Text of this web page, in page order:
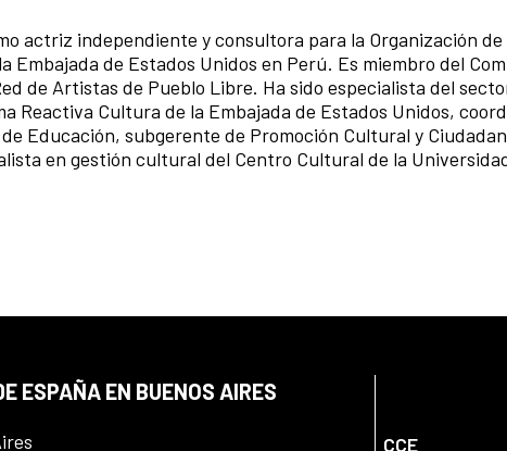
actriz independiente y consultora para la Organización de
Embajada de Estados Unidos en Perú. Es miembro del
de Artistas de Pueblo Libre. Ha sido especialista del
Reactiva Cultura de la Embajada de Estados Unidos,
Educación, subgerente de Promoción Cultural y
en gestión cultural del Centro Cultural de la
ESPAÑA EN BUENOS AIRES
CCE